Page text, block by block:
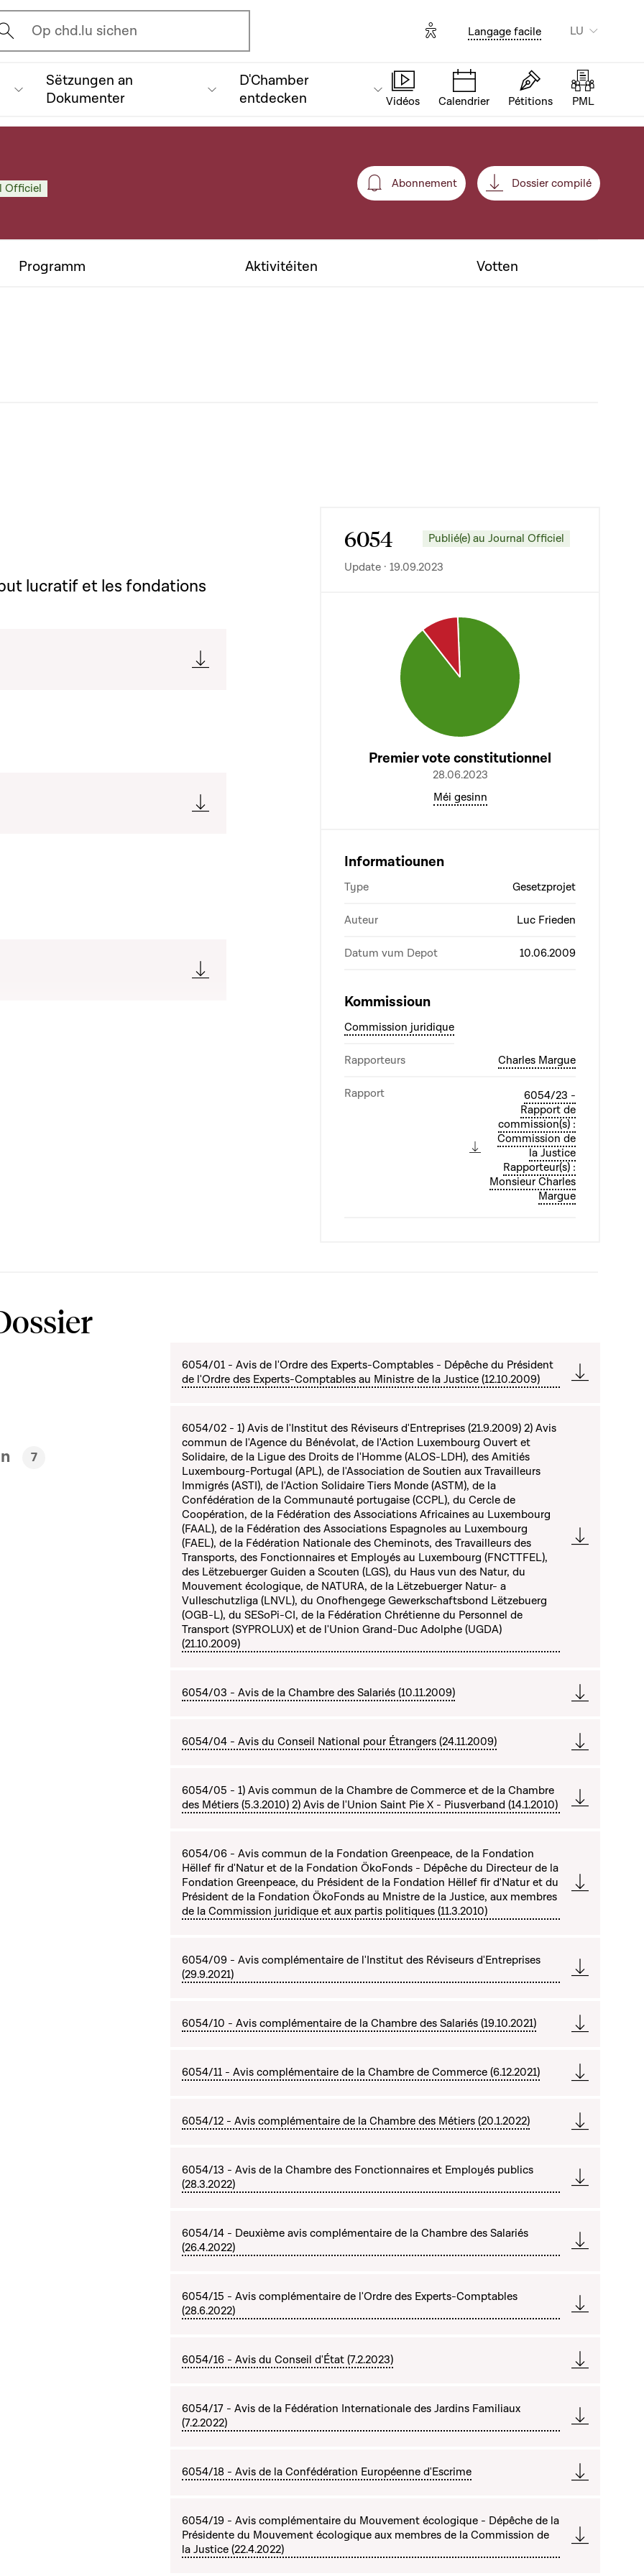
l'écran de recherche
Op chd.lu sichen Options d'accessibilité
Langage facile LU
Sëtzungen an
Dokumenter
D'Chamber
entdecken
Vidéos Calendrier Pétitions PML
Officiel Abonnement
Abonnement Dossier compilé
Programm Aktivitéiten Votten
lucratif et les fondations
6054 Publié(e) au Journal Officiel
Update · 19.09.2023
Premier vote constitutionnel
28.06.2023
Méi gesinn
Informatiounen
Type Gesetzprojet
Auteur Luc Frieden
Datum vum Depot 10.06.2009
Kommissioun
Commission juridique
Rapporteurs Charles Margue
Rapport
6054/23 -
Rapport de
commission(s) :
Commission de
la Justice
Rapporteur(s) :
Monsieur Charles
Margue
7
6054/01 - Avis de l'Ordre des Experts-Comptables - Dépêche du Président
de l'Ordre des Experts-Comptables au Ministre de la Justice (12.10.2009)
6054/02 - 1) Avis de l'Institut des Réviseurs d'Entreprises (21.9.2009) 2) Avis
commun de l'Agence du Bénévolat, de l'Action Luxembourg Ouvert et
Solidaire, de la Ligue des Droits de l'Homme (ALOS-LDH), des Amitiés
Luxembourg-Portugal (APL), de l'Association de Soutien aux Travailleurs
Immigrés (ASTI), de l'Action Solidaire Tiers Monde (ASTM), de la
Confédération de la Communauté portugaise (CCPL), du Cercle de
Coopération, de la Fédération des Associations Africaines au Luxembourg
(FAAL), de la Fédération des Associations Espagnoles au Luxembourg
(FAEL), de la Fédération Nationale des Cheminots, des Travailleurs des
Transports, des Fonctionnaires et Employés au Luxembourg (FNCTTFEL),
des Lëtzebuerger Guiden a Scouten (LGS), du Haus vun des Natur, du
Mouvement écologique, de NATURA, de la Lëtzebuerger Natur- a
Vulleschutzliga (LNVL), du Onofhengege Gewerkschaftsbond Lëtzebuerg
(OGB-L), du SESoPi-CI, de la Fédération Chrétienne du Personnel de
Transport (SYPROLUX) et de l'Union Grand-Duc Adolphe (UGDA)
(21.10.2009)
6054/03 - Avis de la Chambre des Salariés (10.11.2009)
6054/04 - Avis du Conseil National pour Étrangers (24.11.2009)
6054/05 - 1) Avis commun de la Chambre de Commerce et de la Chambre
des Métiers (5.3.2010) 2) Avis de l'Union Saint Pie X - Piusverband (14.1.2010)
6054/06 - Avis commun de la Fondation Greenpeace, de la Fondation
Hëllef fir d'Natur et de la Fondation ÖkoFonds - Dépêche du Directeur de la
Fondation Greenpeace, du Président de la Fondation Hëllef fir d'Natur et du
Président de la Fondation ÖkoFonds au Mnistre de la Justice, aux membres
de la Commission juridique et aux partis politiques (11.3.2010)
6054/09 - Avis complémentaire de l'Institut des Réviseurs d'Entreprises
(29.9.2021)
6054/10 - Avis complémentaire de la Chambre des Salariés (19.10.2021)
6054/11 - Avis complémentaire de la Chambre de Commerce (6.12.2021)
6054/12 - Avis complémentaire de la Chambre des Métiers (20.1.2022)
6054/13 - Avis de la Chambre des Fonctionnaires et Employés publics
(28.3.2022)
6054/14 - Deuxième avis complémentaire de la Chambre des Salariés
(26.4.2022)
6054/15 - Avis complémentaire de l'Ordre des Experts-Comptables
(28.6.2022)
6054/16 - Avis du Conseil d'État (7.2.2023)
6054/17 - Avis de la Fédération Internationale des Jardins Familiaux
(7.2.2022)
6054/18 - Avis de la Confédération Européenne d'Escrime
6054/19 - Avis complémentaire du Mouvement écologique - Dépêche de la
Présidente du Mouvement écologique aux membres de la Commission de
la Justice (22.4.2022)